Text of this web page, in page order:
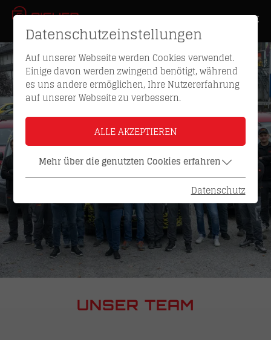
UNSER TEAM
Datenschutzeinstellungen
Auf unserer Webseite werden Cookies verwendet.
Einige davon werden zwingend benötigt, während
es uns andere ermöglichen, Ihre Nutzererfahrung
auf unserer Webseite zu verbessern.
ALLE AKZEPTIEREN
Mehr über die genutzten Cookies erfahren
Datenschutz